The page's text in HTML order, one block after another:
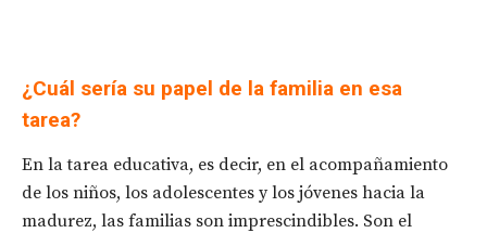
¿Cuál sería su papel de la familia en esa
tarea?
En la tarea educativa, es decir, en el acompañamiento
de los niños, los adolescentes y los jóvenes hacia la
madurez, las familias son imprescindibles. Son el